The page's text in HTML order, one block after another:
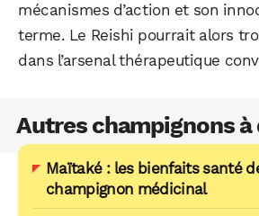
mécanismes d’action et son
terme. Le Reishi pourrait alors
dans l’arsenal thérapeutique
Autres champignons
Maïtaké : les bienfaits santé
champignon médicinal